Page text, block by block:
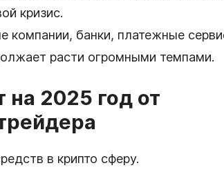
кризис.
компании, банки, платежные
расти огромными темпами.
на 2025 год от
в крипто сферу.